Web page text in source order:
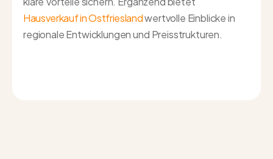
Hausverkauf in Ostfrieslandwertvolle Einblicke in
regionale Entwicklungen und Preisstrukturen.